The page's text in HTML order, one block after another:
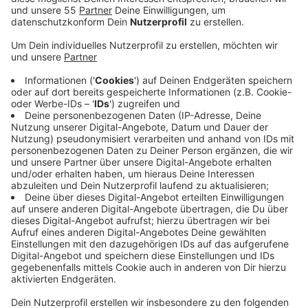
Nach Angaben der Stadt gab es einen Austausch mit
dem Insolvenzverwalter, Vertretern des KFC, Freunden
und Förderern des Vereins. Außerdem waren Vertreter
des SC Krefeld 05 und ein potenzieller Investor dabei.
Für den 12. Mai 2025 wurde ein weiteres Treffen
vereinbart, heißt es. Die Freunde und Förderer des KFC
Uerdingen haben in den vergangenen Wochen an einem
Konzeptgearbeitet, das den Club seriös und solide
aufstellen soll.
Anzeige
Nächster Termin steht schon
Anzeige